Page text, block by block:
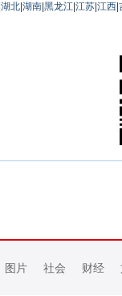
湖北 湖南 黑龙江 江苏 江西
图片 社会 财经